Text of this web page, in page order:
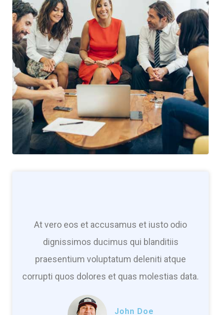
At vero eos et accusamus et iusto odio
dignissimos ducimus qui blanditiis
praesentium voluptatum deleniti atque
corrupti quos dolores et quas molestias data.
John Doe